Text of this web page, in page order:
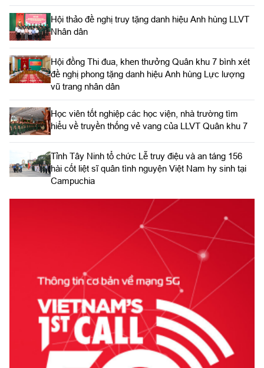
Hội thảo đề nghị truy tặng danh hiệu Anh hùng LLVT
Nhân dân
Hội đồng Thi đua, khen thưởng Quân khu 7 bình xét
đề nghị phong tặng danh hiệu Anh hùng Lực lượng
vũ trang nhân dân
Học viên tốt nghiệp các học viện, nhà trường tìm
hiểu về truyền thống vẻ vang của LLVT Quân khu 7
​Tỉnh Tây Ninh tổ chức Lễ truy điệu và an táng 156
hài cốt liệt sĩ quân tình nguyện Việt Nam hy sinh tại
Campuchia